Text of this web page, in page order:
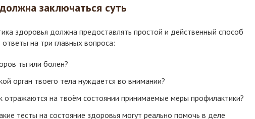
заключаться суть
здоровья должна предоставлять простой и действенный способ
ответы на три главных вопроса:
ты или болен?
орган твоего тела нуждается во внимании?
отражаются на твоём состоянии принимаемые меры профилактики?
тесты на состояние здоровья могут реально помочь в деле